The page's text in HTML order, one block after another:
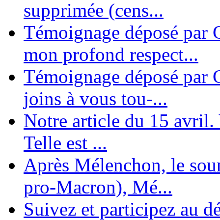
supprimée (cens...
Témoignage déposé par
mon profond respect...
Témoignage déposé par
joins à vous tou-...
Notre article du 15 avril.
Telle est ...
Après Mélenchon, le
pro-Macron), Mé...
Suivez et participez au